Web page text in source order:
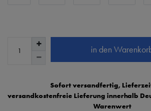
in den
Sofort versandfertig,
versandkostenfreie Lieferung innerhalb
Warenwert